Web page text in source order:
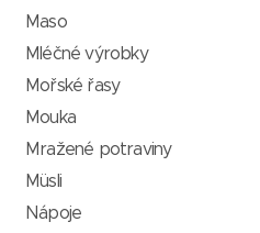
Maso
Mléčné výrobky
Mořské řasy
Mouka
Mražené potraviny
Müsli
Nápoje